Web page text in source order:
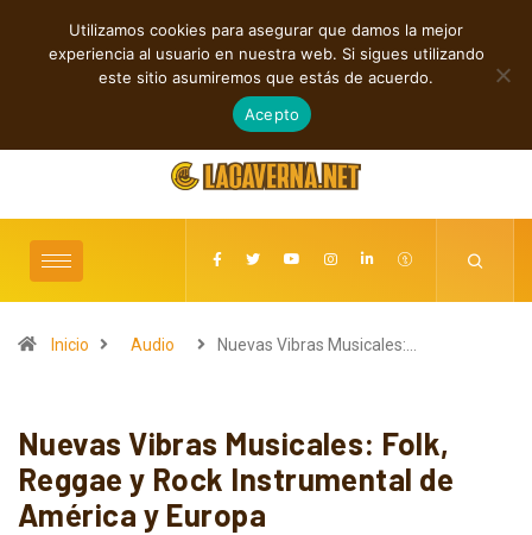
TENDENCIAS
M3TIN presenta “Nuestra Historia Acabó” en español
agosto 6, 2026
Inicio Audio Nuevas Vibras Musicales:…
Nuevas Vibras Musicales: Folk,
Reggae y Rock Instrumental de
América y Europa
Utilizamos cookies para asegurar que damos la mejor
experiencia al usuario en nuestra web. Si sigues utilizando
este sitio asumiremos que estás de acuerdo.
Acepto